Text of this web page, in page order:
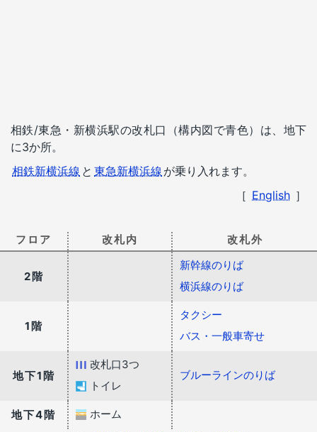
相鉄/東急・新横浜駅の改札口（構内図で青色）は、地下
に3か所。
相鉄新横浜線 と 東急新横浜線 が乗り入れます。
［ English ］
フロア 改札内 改札外
2階
新幹線のりば
横浜線のりば
1階
タクシー
バス・一般車寄せ
地下1階
改札口3つ
トイレ
ブルーラインのりば
地下4階 ホーム